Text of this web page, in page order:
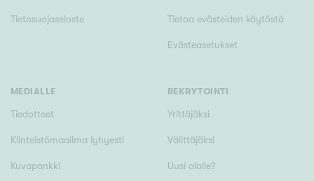
Tietosuojaseloste Tietoa evästeiden käytöstä
Evästeasetukset
MEDIALLE
Tiedotteet
Kiinteistömaailma lyhyesti
Kuvapankki
REKRYTOINTI
Yrittäjäksi
Välittäjäksi
Uusi alalle?